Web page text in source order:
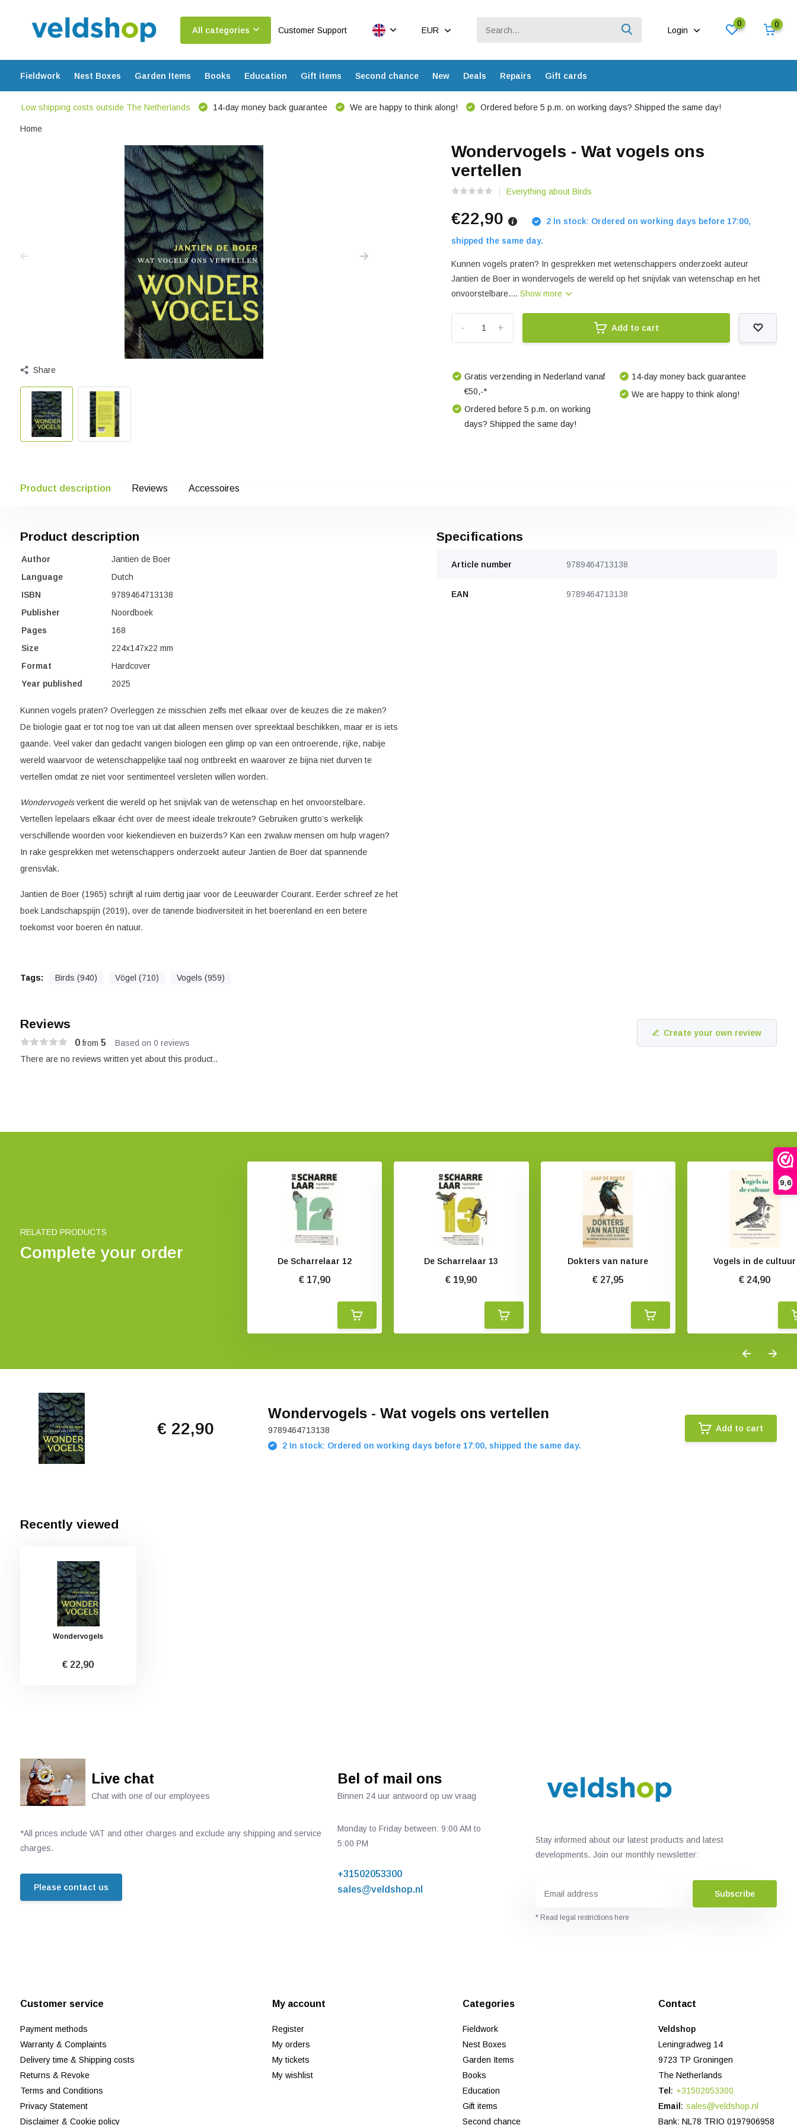
9,6
All categories Customer Support EUR Login
0 0
Fieldwork Nest Boxes Garden Items Books Education Gift items Second chance New Deals Repairs Gift cards
Low shipping costs outside The Netherlands 14-day money back guarantee We are happy to think along! Ordered before 5 p.m. on working days? Shipped the same day!
Home
Share
Wondervogels - Wat vogels ons
vertellen
Everything about Birds
€22,90 2 In stock: Ordered on working days before 17:00,
shipped the same day.
Kunnen vogels praten? In gesprekken met wetenschappers onderzoekt auteur
Jantien de Boer in wondervogels de wereld op het snijvlak van wetenschap en het
onvoorstelbare....Show more
+
- Add to cart
Gratis verzending in Nederland vanaf
€50,-*
Ordered before 5 p.m. on working
days? Shipped the same day!
14-day money back guarantee
We are happy to think along!
Product description Reviews Accessoires
Product description
Author
Jantien de Boer
Language
Dutch
ISBN
9789464713138
Publisher
Noordboek
Pages
168
Size
224x147x22 mm
Format
Hardcover
Year published
2025
Kunnen vogels praten? Overleggen ze misschien zelfs met elkaar over de keuzes die ze maken?
De biologie gaat er tot nog toe van uit dat alleen mensen over spreektaal beschikken, maar er is iets
gaande. Veel vaker dan gedacht vangen biologen een glimp op van een ontroerende, rijke, nabije
wereld waarvoor de wetenschappelijke taal nog ontbreekt en waarover ze bijna niet durven te
vertellen omdat ze niet voor sentimenteel versleten willen worden.
Wondervogelsverkent die wereld op het snijvlak van de wetenschap en het onvoorstelbare.
Vertellen lepelaars elkaar écht over de meest ideale trekroute? Gebruiken grutto’s werkelijk
verschillende woorden voor kiekendieven en buizerds? Kan een zwaluw mensen om hulp vragen?
In rake gesprekken met wetenschappers onderzoekt auteur Jantien de Boer dat spannende
grensvlak.
Jantien de Boer (1965) schrijft al ruim dertig jaar voor de Leeuwarder Courant. Eerder schreef ze het
boek Landschapspijn (2019), over de tanende biodiversiteit in het boerenland en een betere
toekomst voor boeren én natuur.
Tags: Birds (940) Vögel (710) Vogels (959)
Specifications
Article number 9789464713138
EAN 9789464713138
Reviews
0from 5 Based on 0 reviews
Create your own review
There are no reviews written yet about this product..
RELATED PRODUCTS
Complete your order De Scharrelaar 12
€ 17,90
De Scharrelaar 13
€ 19,90
Dokters van nature
€ 27,95
Vogels in de cultuur
€ 24,90
€ 22,90
Wondervogels - Wat vogels ons vertellen
9789464713138
2 In stock: Ordered on working days before 17:00, shipped the same day.
Add to cart
Recently viewed
Wondervogels
€ 22,90
Live chat
Chat with one of our employees
*All prices include VAT and other charges and exclude any shipping and service
charges.
Please contact us
Bel of mail ons
Binnen 24 uur antwoord op uw vraag
Monday to Friday between: 9:00 AM to
5:00 PM
+31502053300
sales@veldshop.nl
Stay informed about our latest products and latest
developments. Join our monthly newsletter:
Subscribe
* Read legal restrictions here
Customer service
Payment methods
Warranty & Complaints
Delivery time & Shipping costs
Returns & Revoke
Terms and Conditions
Privacy Statement
Disclaimer & Cookie policy
My account
Register
My orders
My tickets
My wishlist
Categories
Fieldwork
Nest Boxes
Garden Items
Books
Education
Gift items
Second chance
Contact
Veldshop
Leningradweg 14
9723 TP Groningen
The Netherlands
Tel: +31502053300
Email: sales@veldshop.nl
Bank: NL78 TRIO 0197906958